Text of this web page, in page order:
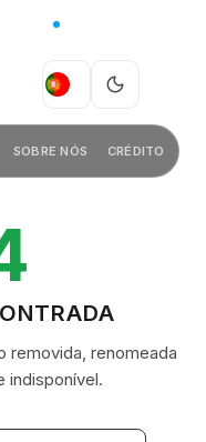
PT
SOBRE NÓS CRÉDITO
removida, renomeada
indisponível.